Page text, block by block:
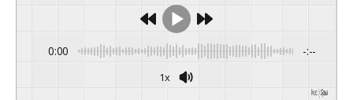
0:00 -:--
1x
GSpeech